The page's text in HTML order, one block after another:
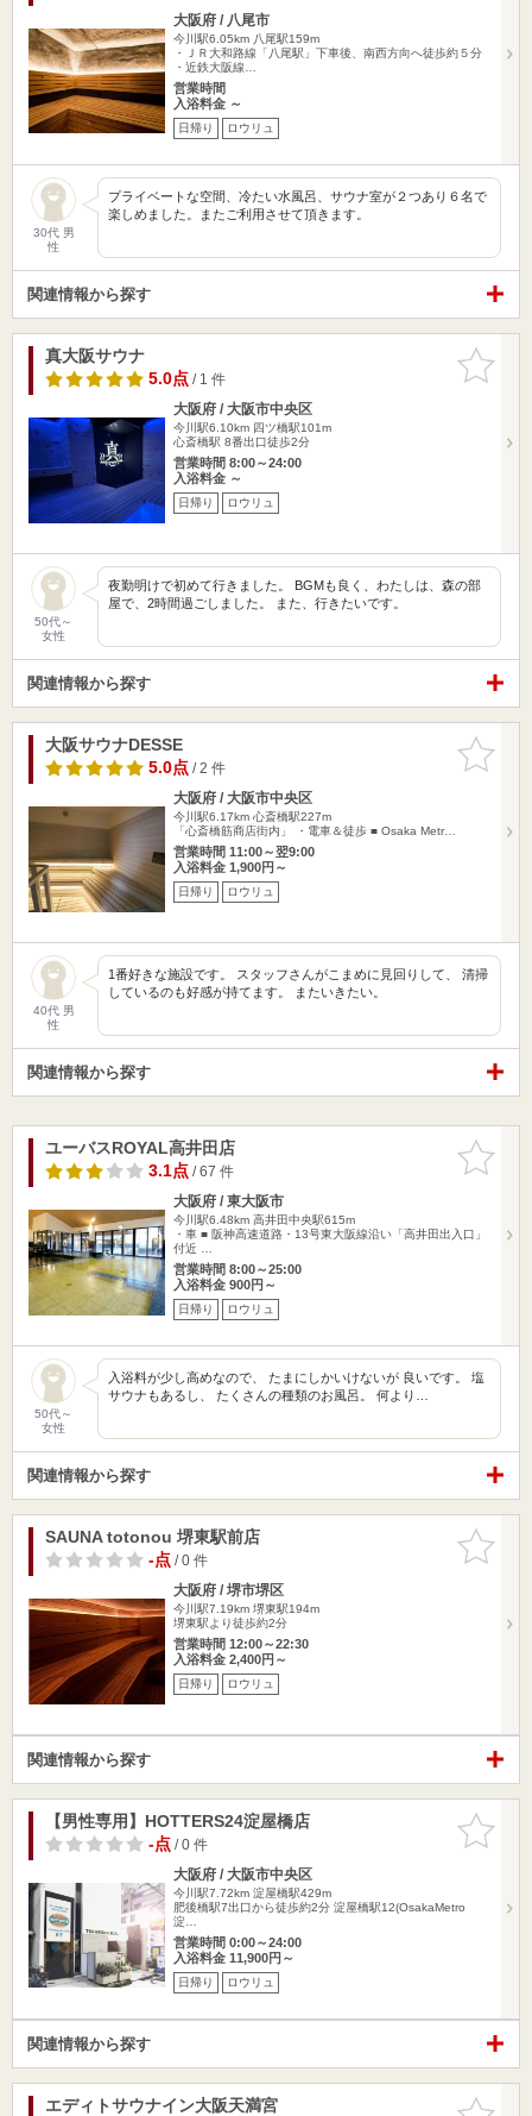
大阪府 / 八尾市
今川駅6.05km 八尾駅159m
・ＪＲ大和路線「八尾駅」下車後、南西方向へ徒歩約５分
・近鉄大阪線…
営業時間
入浴料金 ～
日帰り ロウリュ
30代 男
性
プライベートな空間、冷たい水風呂、サウナ室が２つあり６名で
楽しめました。またご利用させて頂きます。
関連情報から探す
お気に入
りに追加
真大阪サウナ
5.0点/ 1 件
大阪府 / 大阪市中央区
今川駅6.10km 四ツ橋駅101m
心斎橋駅 8番出口徒歩2分
営業時間 8:00～24:00
入浴料金 ～
日帰り ロウリュ
50代～
女性
夜勤明けで初めて行きました。 BGMも良く、わたしは、森の部
屋で、2時間過ごしました。 また、行きたいです。
関連情報から探す
お気に入
りに追加
大阪サウナDESSE
5.0点/ 2 件
大阪府 / 大阪市中央区
今川駅6.17km 心斎橋駅227m
「心斎橋筋商店街内」 ・電車＆徒歩 ■ Osaka Metr…
営業時間 11:00～翌9:00
入浴料金 1,900円～
日帰り ロウリュ
40代 男
性
1番好きな施設です。 スタッフさんがこまめに見回りして、 清掃
しているのも好感が持てます。 またいきたい。
関連情報から探す
お気に入
りに追加
ユーバスROYAL高井田店
3.1点/ 67 件
大阪府 / 東大阪市
今川駅6.48km 高井田中央駅615m
・車 ■ 阪神高速道路・13号東大阪線沿い「高井田出入口」
付近 …
営業時間 8:00～25:00
入浴料金 900円～
日帰り ロウリュ
50代～
女性
入浴料が少し高めなので、 たまにしかいけないが 良いです。 塩
サウナもあるし、 たくさんの種類のお風呂。 何より…
関連情報から探す
お気に入
りに追加
SAUNA totonou 堺東駅前店
-点/ 0 件
大阪府 / 堺市堺区
今川駅7.19km 堺東駅194m
堺東駅より徒歩約2分
営業時間 12:00～22:30
入浴料金 2,400円～
日帰り ロウリュ
関連情報から探す
お気に入
りに追加
【男性専用】HOTTERS24淀屋橋店
-点/ 0 件
大阪府 / 大阪市中央区
今川駅7.72km 淀屋橋駅429m
肥後橋駅7出口から徒歩約2分 淀屋橋駅12(OsakaMetro
淀…
営業時間 0:00～24:00
入浴料金 11,900円～
日帰り ロウリュ
関連情報から探す
お気に入
エディトサウナイン大阪天満宮